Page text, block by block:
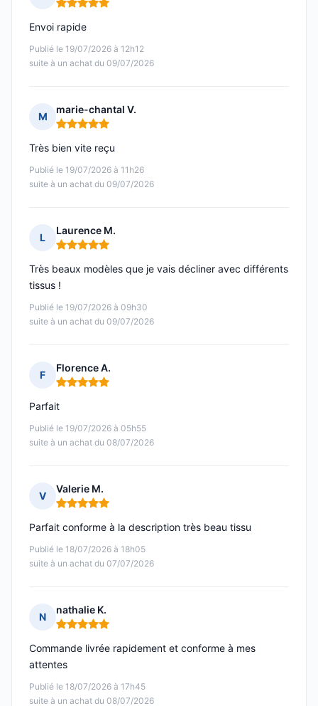
Note : 5 sur 5
Publié le 19/07/2026 à 12h12
suite à un achat du 09/07/2026
Envoi rapide
M
marie-chantal V.
Note : 5 sur 5
Publié le 19/07/2026 à 11h26
suite à un achat du 09/07/2026
Très bien vite reçu
L
Laurence M.
Note : 5 sur 5
Publié le 19/07/2026 à 09h30
suite à un achat du 09/07/2026
Très beaux modèles que je vais décliner avec différents
tissus !
F
Florence A.
Note : 5 sur 5
Publié le 19/07/2026 à 05h55
suite à un achat du 08/07/2026
Parfait
V
Valerie M.
Note : 5 sur 5
Publié le 18/07/2026 à 18h05
suite à un achat du 07/07/2026
Parfait conforme à la description très beau tissu
N
nathalie K.
Note : 5 sur 5
Publié le 18/07/2026 à 17h45
suite à un achat du 08/07/2026
Commande livrée rapidement et conforme à mes
attentes